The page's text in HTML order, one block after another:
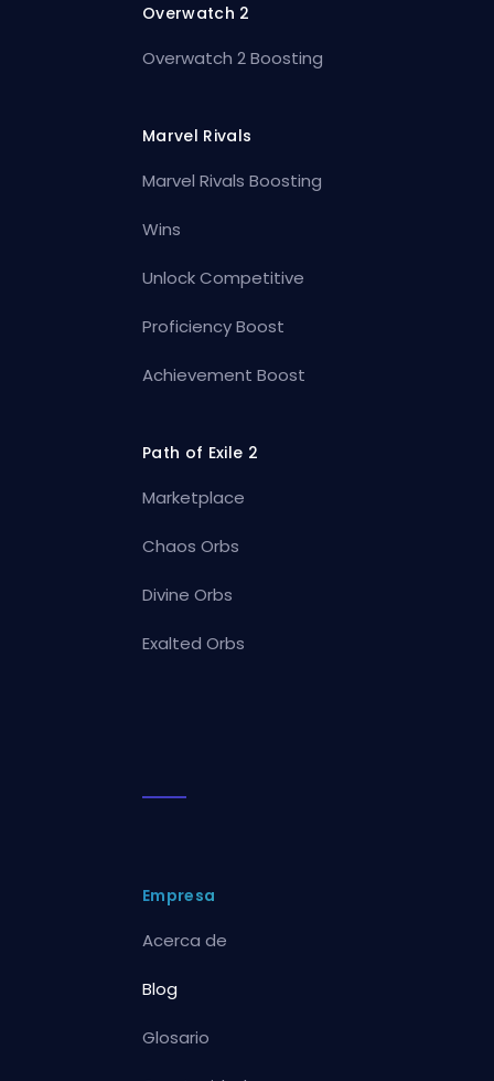
Overwatch 2
Overwatch 2 Boosting
Marvel Rivals
Marvel Rivals Boosting
Wins
Unlock Competitive
Proficiency Boost
Achievement Boost
Path of Exile 2
Marketplace
Chaos Orbs
Divine Orbs
Exalted Orbs
Empresa
Acerca de
Blog
Glosario